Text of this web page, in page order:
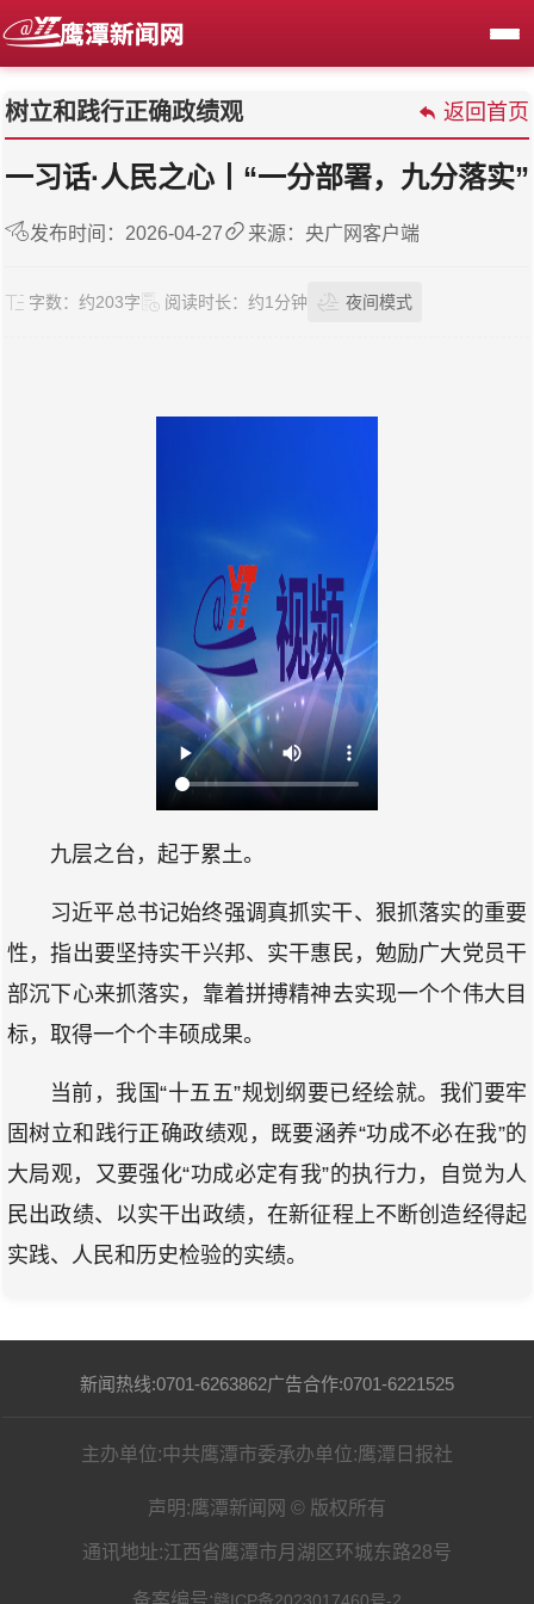
树立和践行正确政绩观 返回首页
一习话·人民之心丨“一分部署，九分落实”
发布时间：2026-04-27 来源：央广网客户端
字数： 约203字 阅读时长： 约1分钟 夜间模式
九层之台，起于累土。
习近平总书记始终强调真抓实干、狠抓落实的重要
性，指出要坚持实干兴邦、实干惠民，勉励广大党员干
部沉下心来抓落实，靠着拼搏精神去实现一个个伟大目
标，取得一个个丰硕成果。
当前，我国“十五五”规划纲要已经绘就。我们要牢
固树立和践行正确政绩观，既要涵养“功成不必在我”的
大局观，又要强化“功成必定有我”的执行力，自觉为人
民出政绩、以实干出政绩，在新征程上不断创造经得起
实践、人民和历史检验的实绩。
新闻热线:0701-6263862广告合作:0701-6221525
主办单位:中共鹰潭市委承办单位:鹰潭日报社
声明:鹰潭新闻网 © 版权所有
通讯地址:江西省鹰潭市月湖区环城东路28号
备案编号: